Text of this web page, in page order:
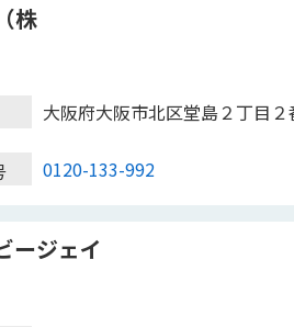
株
大阪府大阪市北区堂島２丁目
0120-133-992
ージェイ